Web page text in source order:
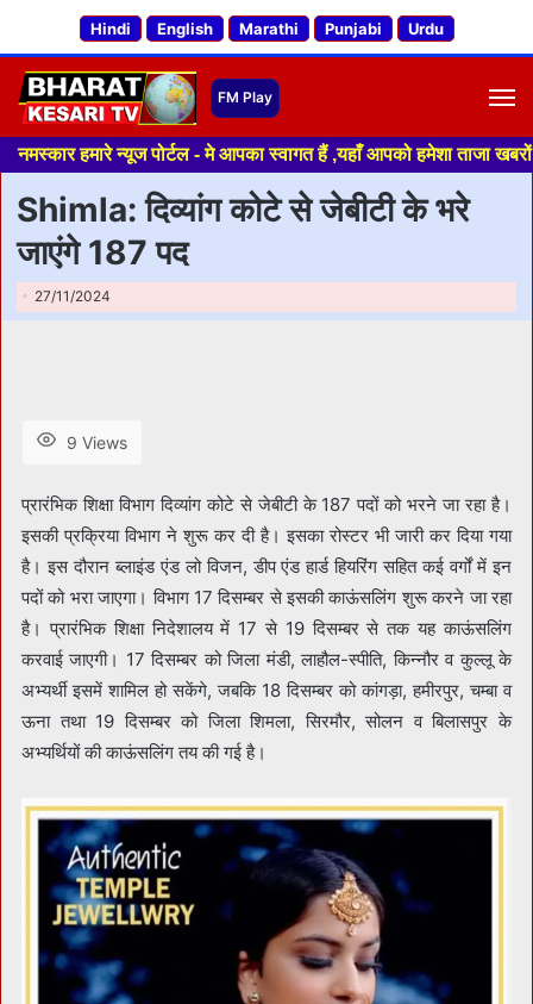
Hindi English Marathi Punjabi Urdu
हमारे न्यूज पोर्टल - मे आपका स्वागत हैं ,यहाँ आपको हमेशा ताजा खबरों से
Shimla: दिव्यांग कोटे से जेबीटी के भरे
जाएंगे 187 पद
27/11/2024
9 Views
प्रारंभिक शिक्षा विभाग दिव्यांग कोटे से जेबीटी के 187 पदों को भरने जा रहा है।
इसकी प्रक्रिया विभाग ने शुरू कर दी है। इसका रोस्टर भी जारी कर दिया गया
है। इस दौरान ब्लाइंड एंड लो विजन, डीप एंड हार्ड हियरिंग सहित कई वर्गों में इन
पदों को भरा जाएगा। विभाग 17 दिसम्बर से इसकी काऊंसलिंग शुरू करने जा रहा
है। प्रारंभिक शिक्षा निदेशालय में 17 से 19 दिसम्बर से तक यह काऊंसलिंग
करवाई जाएगी। 17 दिसम्बर को जिला मंडी, लाहौल-स्पीति, किन्नौर व कुल्लू के
अभ्यर्थी इसमें शामिल हो सकेंगे, जबकि 18 दिसम्बर को कांगड़ा, हमीरपुर, चम्बा व
ऊना तथा 19 दिसम्बर को जिला शिमला, सिरमौर, सोलन व बिलासपुर के
अभ्यर्थियों की काऊंसलिंग तय की गई है।